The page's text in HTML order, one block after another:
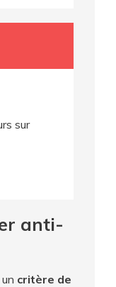
sur
anti-
critère de